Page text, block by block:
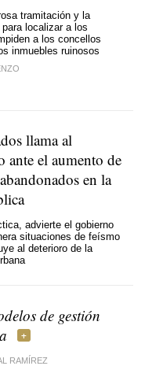
tramitación y la
localizar a los
a los concellos
inmuebles ruinosos
llama al
ante el aumento de
en la
advierte el gobierno
situaciones de feísmo
al deterioro de la
de gestión
RAMÍREZ